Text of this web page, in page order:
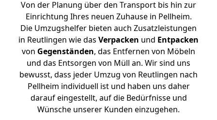
Von der Planung über den Transport bis hin zur
Einrichtung Ihres neuen Zuhause in Pellheim.
Die Umzugshelfer bieten auch Zusatzleistungen
in Reutlingen wie das Verpacken und Entpacken
von Gegenständen, das Entfernen von Möbeln
und das Entsorgen von Müll an. Wir sind uns
bewusst, dass jeder Umzug von Reutlingen nach
Pellheim individuell ist und haben uns daher
darauf eingestellt, auf die Bedürfnisse und
Wünsche unserer Kunden einzugehen.